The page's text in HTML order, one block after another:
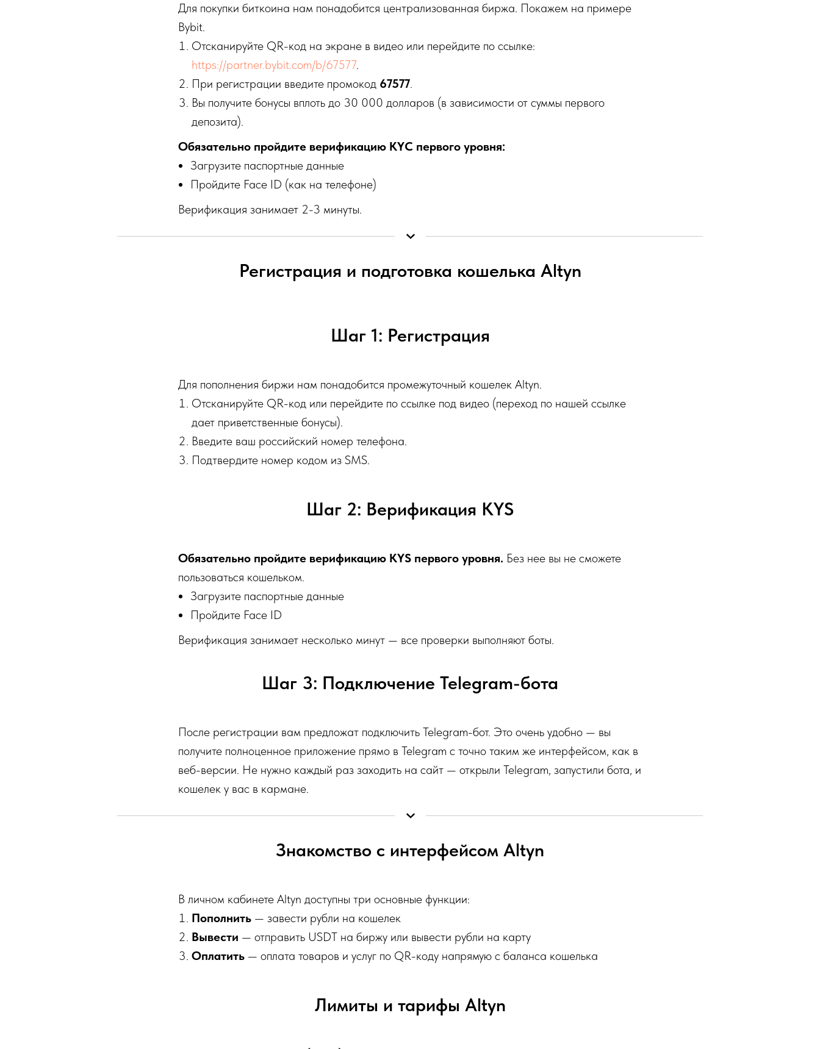
Для покупки биткоина нам понадобится централизованная биржа. Покажем на примере
Bybit.
Отсканируйте QR-код на экране в видео или перейдите по ссылке:
https://partner.bybit.com/b/67577.
При регистрации введите промокод 67577.
Вы получите бонусы вплоть до 30 000 долларов (в зависимости от суммы первого
депозита).
Обязательно пройдите верификацию KYC первого уровня:
Загрузите паспортные данные
Пройдите Face ID (как на телефоне)
Верификация занимает 2-3 минуты.
Регистрация и подготовка кошелька Altyn
Шаг 1: Регистрация
Для пополнения биржи нам понадобится промежуточный кошелек Altyn.
Отсканируйте QR-код или перейдите по ссылке под видео (переход по нашей ссылке
дает приветственные бонусы).
Введите ваш российский номер телефона.
Подтвердите номер кодом из SMS.
Шаг 2: Верификация KYS
Обязательно пройдите верификацию KYS первого уровня. Без нее вы не сможете
пользоваться кошельком.
Загрузите паспортные данные
Пройдите Face ID
Верификация занимает несколько минут — все проверки выполняют боты.
Шаг 3: Подключение Telegram-бота
После регистрации вам предложат подключить Telegram-бот. Это очень удобно — вы
получите полноценное приложение прямо в Telegram с точно таким же интерфейсом, как в
веб-версии. Не нужно каждый раз заходить на сайт — открыли Telegram, запустили бота, и
кошелек у вас в кармане.
Знакомство с интерфейсом Altyn
В личном кабинете Altyn доступны три основные функции:
Пополнить — завести рубли на кошелек
Вывести — отправить USDT на биржу или вывести рубли на карту
Оплатить — оплата товаров и услуг по QR-коду напрямую с баланса кошелька
Лимиты и тарифы Altyn